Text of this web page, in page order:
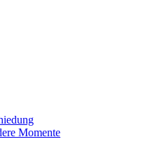
Momente